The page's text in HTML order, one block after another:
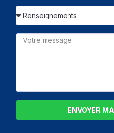
ENVOYER